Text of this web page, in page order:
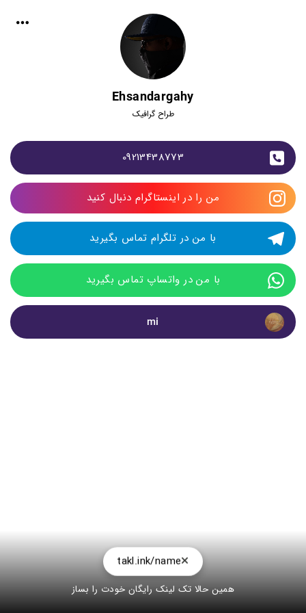
Ehsandargahy
طراح گرافیک
09213438773
من را در اینستاگرام دنبال کنید
با من در تلگرام تماس بگیرید
با من در واتساپ تماس بگیرید
mi
takl.ink/name
همین حالا تک لینک رایگان خودت را بساز